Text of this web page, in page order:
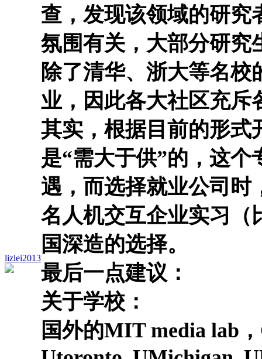
lizlei2013
查，发现该领域的研究
氛围有关，大部分研究
除了清华、浙大等名
业，因此各大社区充
其实，根据目前的形
是“需大于供”的，这
遇，而选择就业公司时
名人机交互企业实习（
国深造的选择。
最后一点建议：
关于学校：
国外的MIT media lab